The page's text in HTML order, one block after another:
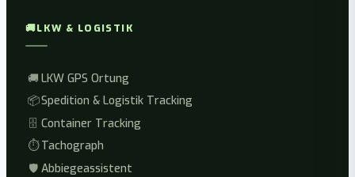
🚚LKW & LOGISTIK
🚚 LKW GPS Ortung
📦Spedition & Logistik Tracking
🗄️ Container Tracking
⏱️ Tachograph
🛡️ Abbiegeassistent